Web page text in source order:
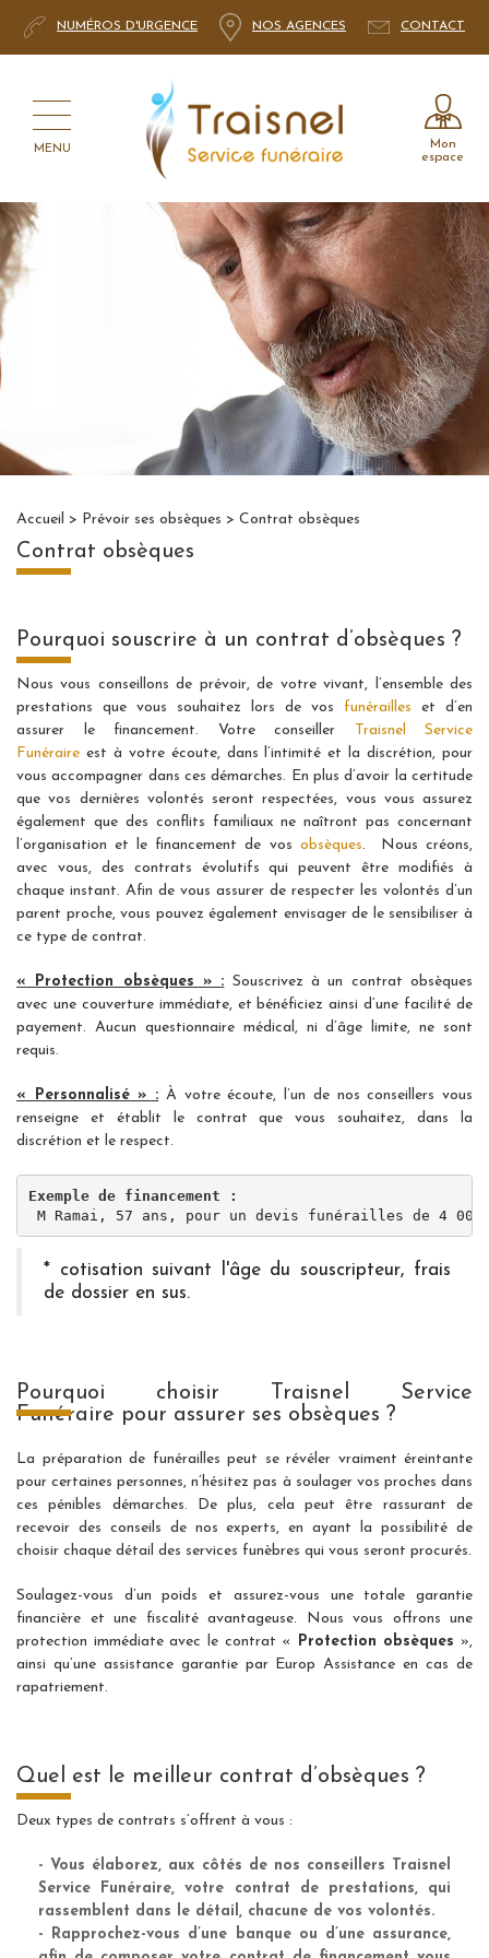
NUMÉROS D'URGENCE NOS AGENCES CONTACT
MENU
Mon
espace
Accueil > Prévoir ses obsèques > Contrat obsèques
Contrat obsèques
Pourquoi souscrire à un contrat d’obsèques ?
Nous vous conseillons de prévoir, de votre vivant, l’ensemble des
prestations que vous souhaitez lors de vos funérailles et d’en
assurer le financement. Votre conseiller
Traisnel Service
Funéraire est à votre écoute, dans l’intimité et la discrétion, pour
vous accompagner dans ces démarches. En plus d’avoir la certitude
que vos dernières volontés seront respectées, vous vous assurez
également que des conflits familiaux ne naîtront pas concernant
l’organisation et le financement de vos obsèques. Nous créons,
avec vous, des contrats évolutifs qui peuvent être modifiés à
chaque instant. Afin de vous assurer de respecter les volontés d’un
parent proche, vous pouvez également envisager de le sensibiliser à
ce type de contrat.
« Protection obsèques » : Souscrivez à un contrat obsèques
avec une couverture immédiate, et bénéficiez ainsi d’une facilité de
payement. Aucun questionnaire médical, ni d’âge limite, ne sont
requis.
« Personnalisé » : À votre écoute, l’un de nos conseillers vous
renseigne et établit le contrat que vous souhaitez, dans la
discrétion et le respect.
Exemple de financement :
M Ramai, 57 ans, pour un devis funérailles de 4
* cotisation suivant l'âge du souscripteur, frais
de dossier en sus.
Pourquoi choisir
Traisnel Service
Funéraire pour assurer ses obsèques ?
La préparation de funérailles peut se révéler vraiment éreintante
pour certaines personnes, n’hésitez pas à soulager vos proches dans
ces pénibles démarches. De plus, cela peut être rassurant de
recevoir des conseils de nos experts, en ayant la possibilité de
choisir chaque détail des services funèbres qui vous seront procurés.
Soulagez-vous d’un poids et assurez-vous une totale garantie
financière et une fiscalité avantageuse. Nous vous offrons une
protection immédiate avec le contrat « Protection obsèques »,
ainsi qu’une assistance garantie par Europ Assistance en cas de
rapatriement.
Quel est le meilleur contrat d’obsèques ?
Deux types de contrats s’offrent à vous :
- Vous élaborez, aux côtés de nos conseillers
Traisnel
Service Funéraire, votre contrat de prestations, qui
rassemblent dans le détail, chacune de vos volontés.
- Rapprochez-vous d’une banque ou d’une assurance,